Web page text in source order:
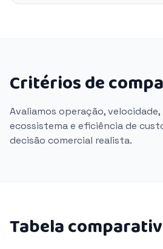
Critérios de
Avaliamos operação,
ecossistema e eficiência de
decisão comercial realista.
Tabela